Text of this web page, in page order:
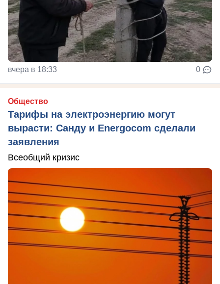
вчера в 18:33 0
Общество
Тарифы на электроэнергию могут
вырасти: Санду и Energocom сделали
заявления
Всеобщий кризис